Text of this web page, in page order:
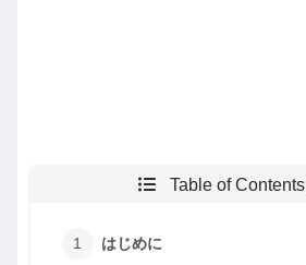
Table of Contents
はじめに